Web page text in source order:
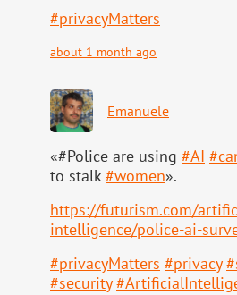
#privacyMatters
about 1 month ago
Emanuele
«#Police are using #AI #
to stalk#women».
https://futurism.com/
intelligence/police-ai-
#privacyMatters #privacy #
#security #